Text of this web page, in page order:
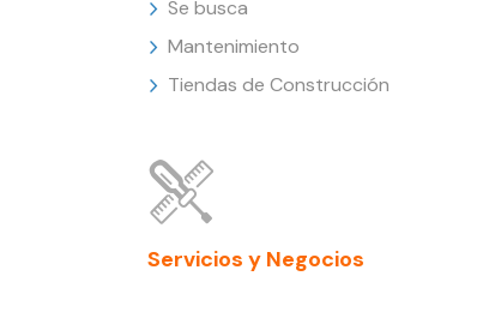
Se busca
Mantenimiento
Tiendas de Construcción
Servicios y Negocios